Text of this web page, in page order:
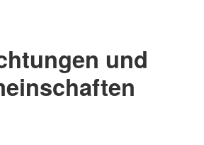
und